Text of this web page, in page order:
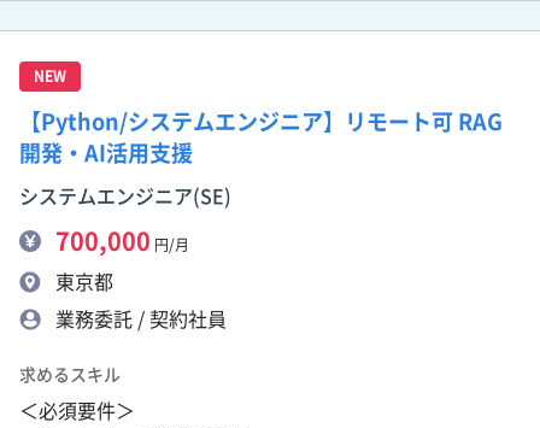
NEW
【Python/システムエンジニア】リモート可 RAG
開発・AI活用支援
システムエンジニア(SE)
700,000 円/月
東京都
業務委託 / 契約社員
求めるスキル
＜必須要件＞